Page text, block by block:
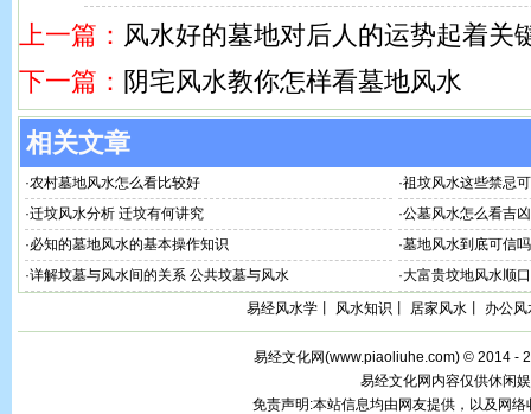
上一篇： 风水好的墓地对后人的运势起着关
下一篇： 阴宅风水教你怎样看墓地风水
相关文章
·农村墓地风水怎么看比较好 ·祖坟风水这些禁忌
·迁坟风水分析 迁坟有何讲究 ·公墓风水怎么看吉
·必知的墓地风水的基本操作知识 ·墓地风水到底可信吗
·详解坟墓与风水间的关系 公共坟墓与风水 ·大富贵坟地风水顺
易经风水学
风水知识 居家风水 办公风
易经文化网(www.piaoliuhe.com) © 2014 -
易经文化网内容仅供休闲
免责声明:本站信息均由网友提供，以及网